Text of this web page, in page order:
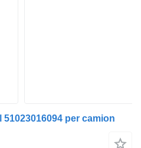
per camion